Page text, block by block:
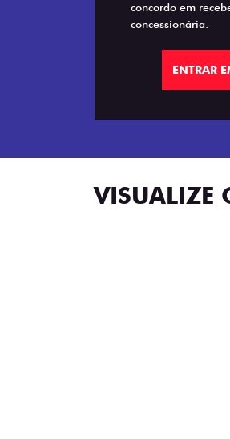
concordo em
concessionária.
ENTRAR
VISUALIZE